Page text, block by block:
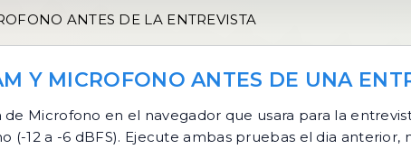
ANTES DE LA ENTREVISTA
Y MICROFONO ANTES DE UNA
de Microfono en el navegador que usara para la
(-12 a -6 dBFS). Ejecute ambas pruebas el dia anterior,